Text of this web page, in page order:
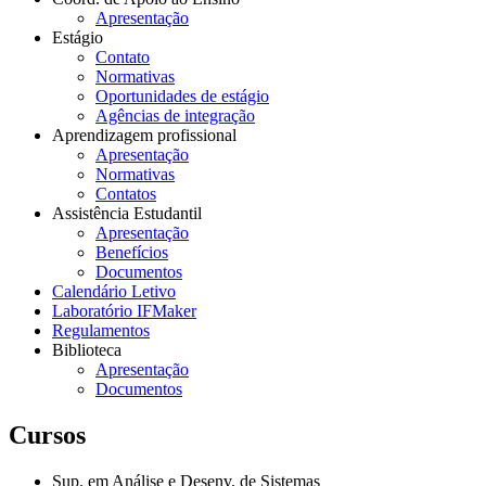
Apresentação
Estágio
Contato
Normativas
Oportunidades de estágio
Agências de integração
Aprendizagem profissional
Apresentação
Normativas
Contatos
Assistência Estudantil
Apresentação
Benefícios
Documentos
Calendário Letivo
Laboratório IFMaker
Regulamentos
Biblioteca
Apresentação
Documentos
Cursos
Sup. em Análise e Desenv. de Sistemas